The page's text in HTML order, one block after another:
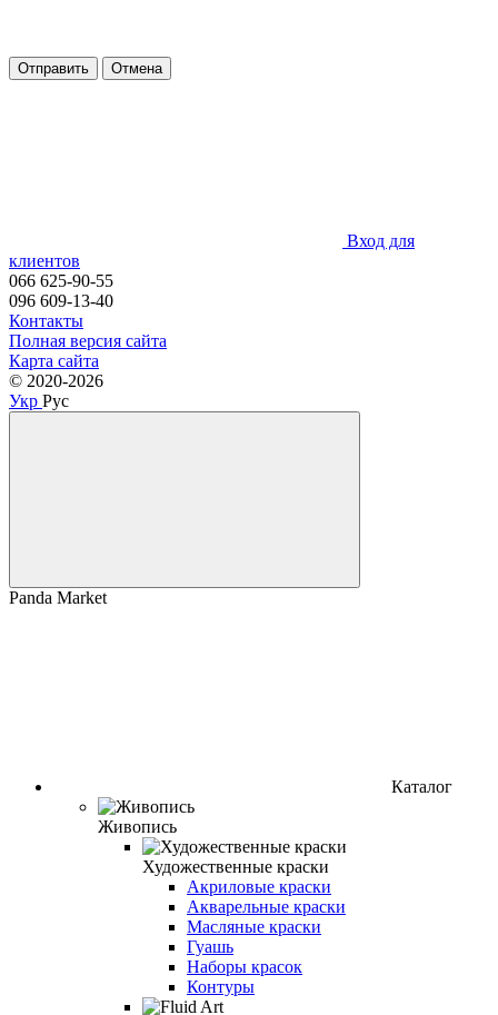
Отправить Отмена
Вход для
клиентов
066 625-90-55
096 609-13-40
Контакты
Полная версия сайта
Карта сайта
© 2020-2026
Укр Рус
Panda Market
Каталог
Живопись
Художественные краски
Акриловые краски
Акварельные краски
Масляные краски
Гуашь
Наборы красок
Контуры